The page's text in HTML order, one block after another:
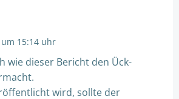
15:14 uhr
wie dieser Bericht den Ück-
wird, sollte der